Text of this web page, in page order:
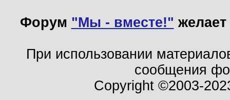
Форум "Мы - вместе!"
При использовании
сообщения
Copyright ©2003-